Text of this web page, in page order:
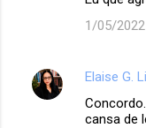
1/05/2022
Elaise G.
cansa de